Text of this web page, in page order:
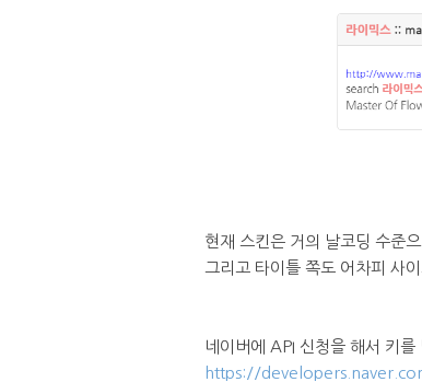
현재 스킨은 거의 날코딩 수준
그리고 타이틀 쪽도 어차피 사
네이버에 API 신청을 해서 키를
https://